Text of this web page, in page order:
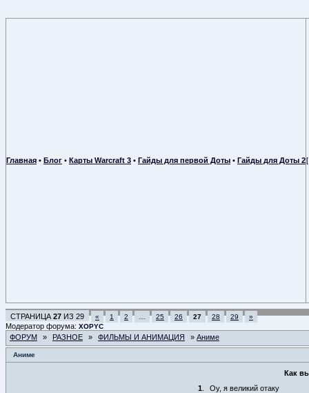
Главная • Блог • Карты Warcraft 3 • Гайды для первой Доты • Гайды для Доты 2
СТРАНИЦА 27 ИЗ 29 « 1 2 25 26 27 28 29 »
Модератор форума: XOPYC
ФОРУМ » РАЗНОЕ » ФИЛЬМЫ И АНИМАЦИЯ » Аниме
Аниме
Как
1
Оу, я великий отаку